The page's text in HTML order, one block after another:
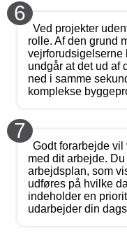
6
Ved projekter
rolle. Af den grund
vejrforudsigelserne
undgår at det ud af
ned i samme
komplekse
7
Godt forarbejde
med dit arbejde.
arbejdsplan, som
udføres på hvilke
indeholder en
udarbejder din